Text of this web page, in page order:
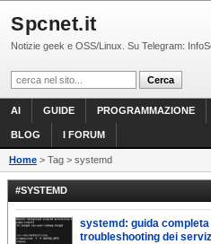
Spcnet.it
Notizie geek e OSS/Linux. Su Telegram:
AI GUIDE PROGRAMMAZIONE
BLOG I FORUM
Home > Tag > systemd
#SYSTEMD
systemd: guida
troubleshooting dei